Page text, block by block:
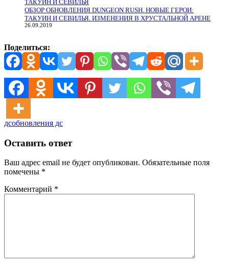
ОБЗОР ОБНОВЛЕНИЯ DUNGEON RUSH. НОВЫЕ ГЕРОИ:
ТАКУИН И СЕВИЛЬЯ. ИЗМЕНЕНИЯ В ХРУСТАЛЬНОЙ АРЕНЕ
26.09.2019
Поделиться:
дсобновления дс
Оставить ответ
Ваш адрес email не будет опубликован. Обязательные поля
помечены *
Комментарий *